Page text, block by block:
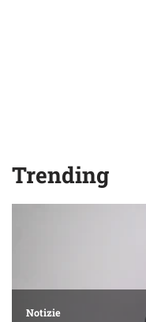
Trending